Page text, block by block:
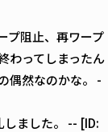
プ阻止、再ワープ
わってしまったん
偶然なのかな。 -
ました。 -- [ID: